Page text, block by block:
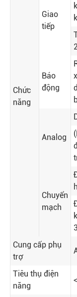
Chức
năng
Giao
tiếp
Báo
động
Analog
Chuyển
mạch
Cung cấp phụ
trợ
Tiêu thụ điện
năng